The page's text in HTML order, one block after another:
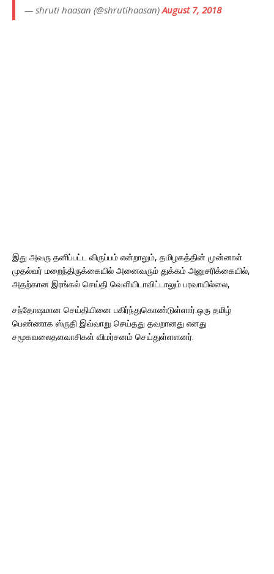
— shruti haasan (@shrutihaasan)August 7, 2018
இது அவரு தனிப்பட்ட விருப்பம் என்றாலும், தமிழகத்தின் முன்னாள்
முதல்வர் மறைந்திருக்கையில் அனைவரும் துக்கம் அனுசரிக்கையில்,
அதற்கான இரங்கல் செய்தி வெளியிடாவிட்டாலும் பரவாயில்லை,
சந்தோஷமான செய்தியினை பகிர்ந்துகொண்டுள்ளார்.ஒரு தமிழ்
பெண்ணாக ஸ்ருதி இவ்வாறு செய்தது தவறானது எனது
சமூகவலைதளவாசிகள் விமர்சனம் செய்துள்ளளனர்.